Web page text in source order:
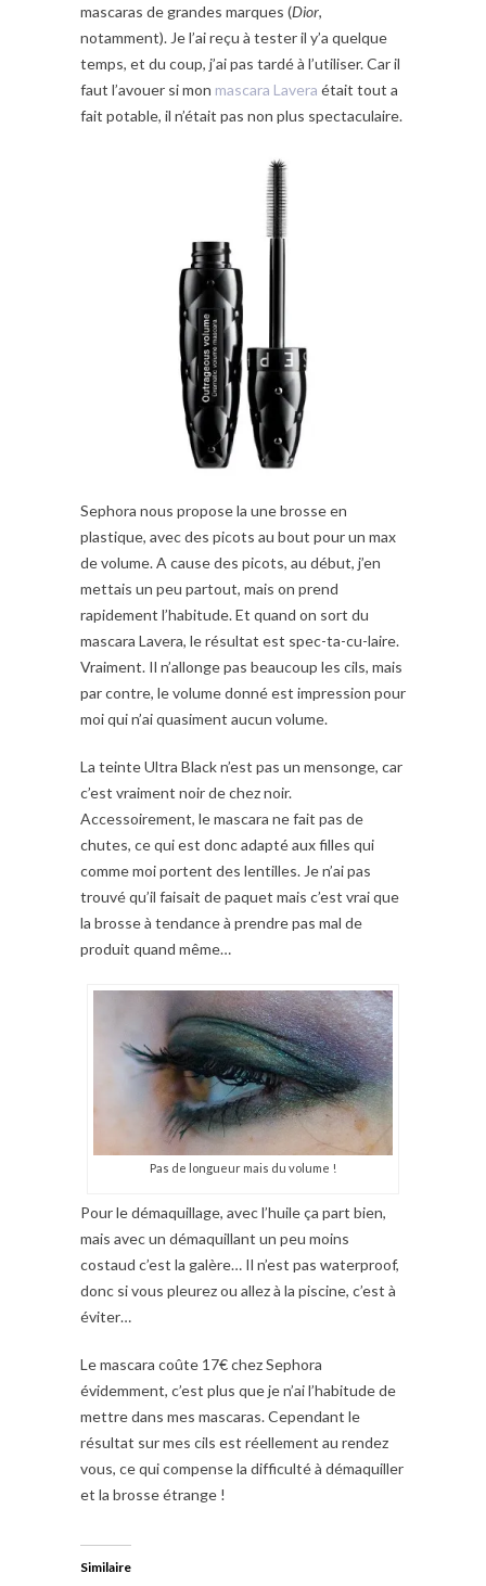
mascaras de grandes marques (Dior,
notamment). Je l’ai reçu à tester il y’a quelque
temps, et du coup, j’ai pas tardé à l’utiliser. Car il
faut l’avouer si mon mascara Lavera était tout a
fait potable, il n’était pas non plus spectaculaire.
Sephora nous propose la une brosse en
plastique, avec des picots au bout pour un max
de volume. A cause des picots, au début, j’en
mettais un peu partout, mais on prend
rapidement l’habitude. Et quand on sort du
mascara Lavera, le résultat est spec-ta-cu-laire.
Vraiment. Il n’allonge pas beaucoup les cils, mais
par contre, le volume donné est impression pour
moi qui n’ai quasiment aucun volume.
La teinte Ultra Black n’est pas un mensonge, car
c’est vraiment noir de chez noir.
Accessoirement, le mascara ne fait pas de
chutes, ce qui est donc adapté aux filles qui
comme moi portent des lentilles. Je n’ai pas
trouvé qu’il faisait de paquet mais c’est vrai que
la brosse à tendance à prendre pas mal de
produit quand même…
Pas de longueur mais du volume !
Pour le démaquillage, avec l’huile ça part bien,
mais avec un démaquillant un peu moins
costaud c’est la galère… Il n’est pas waterproof,
donc si vous pleurez ou allez à la piscine, c’est à
éviter…
Le mascara coûte 17€ chez Sephora
évidemment, c’est plus que je n’ai l’habitude de
mettre dans mes mascaras. Cependant le
résultat sur mes cils est réellement au rendez
vous, ce qui compense la difficulté à démaquiller
et la brosse étrange !
Similaire